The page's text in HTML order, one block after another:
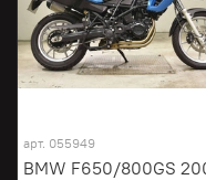
арт. 055949
BMW F650/800GS